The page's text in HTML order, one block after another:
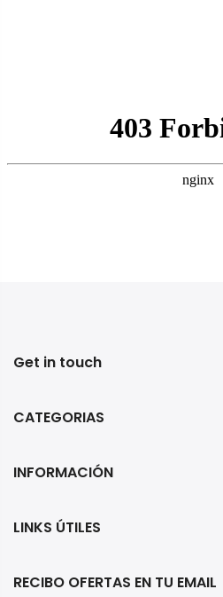
Get in touch
CATEGORIAS
INFORMACIÓN
LINKS ÚTILES
RECIBO OFERTAS EN TU EMAIL